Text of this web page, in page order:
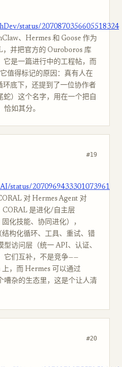
status/2070870356605518324
、Hermes 和 Goose 作为
，并把官方的 Ouroboros 库
它是一篇进行中的工程帖，而
值得标记的原因：真有人在
环底下，还提到了一位协作者
）这个名字，用在一个把自
恰如其分。
#19
status/2070969433301073961
对 Hermes Agent 对
是进化/自主层
化技能、协同进化），
构化循环、工具、重试、错
访问层（统一 API、认证、
它们互补，不是竞争——
，而 Hermes 可以通过
嘈杂的生态里，这是个让人清
#20